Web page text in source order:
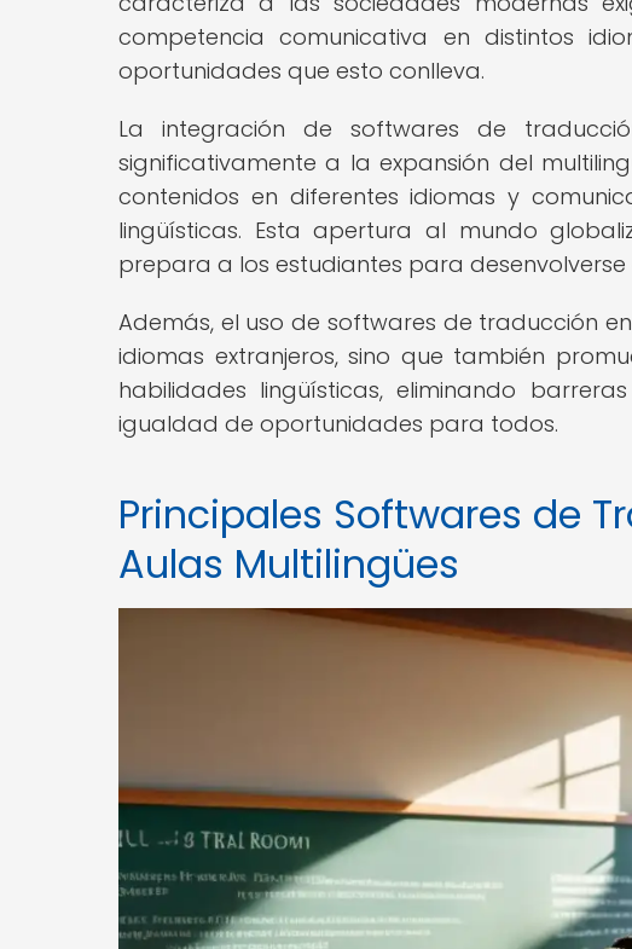
competencia comunicativa en distintos
oportunidades que esto conlleva.
La integración de softwares de
significativamente a la expansión del
contenidos en diferentes idiomas y
lingüísticas. Esta apertura al mundo
prepara a los estudiantes para
Además, el uso de softwares de traducción
idiomas extranjeros, sino que también
habilidades lingüísticas, eliminando
igualdad de oportunidades para todos.
Principales Softwares de
Aulas Multilingües